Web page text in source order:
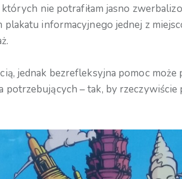
nie potrafiłam jasno
plakatu informacyjnego jednej z
jednak bezrefleksyjna pomoc
– tak, by